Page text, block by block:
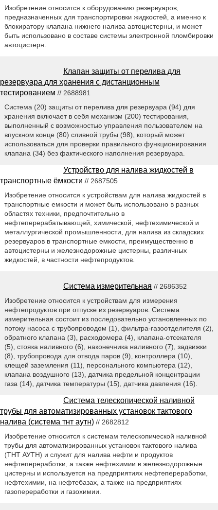
Изобретение относится к оборудованию резервуаров,
предназначенных для транспортировки жидкостей, а именно к
блокиратору клапана нижнего налива автоцистерны, и может
быть использовано в составе системы электронной пломбировки
автоцистерн.
Клапан защиты от перелива для
резервуара для хранения с дистанционным
тестированием // 2688981
Система (20) защиты от перелива для резервуара (94) для
хранения включает в себя механизм (200) тестирования,
выполненный с возможностью управления пользователем на
впускном конце (80) сливной трубы (98), который может
использоваться для проверки правильного функционирования
клапана (34) без фактического наполнения резервуара.
Устройство для налива жидкостей в
транспортные ёмкости // 2687505
Изобретение относится к устройствам для налива жидкостей в
транспортные емкости и может быть использовано в разных
областях техники, предпочтительно в
нефтеперерабатывающей, химической, нефтехимической и
металлургической промышленности, для налива из складских
резервуаров в транспортные емкости, преимущественно в
автоцистерны и железнодорожные цистерны, различных
жидкостей, в частности нефтепродуктов.
Система измерительная // 2686352
Изобретение относится к устройствам для измерения
нефтепродуктов при отпуске из резервуаров. Система
измерительная состоит из последовательно установленных по
потоку насоса с трубопроводом (1), фильтра-газоотделителя (2),
обратного клапана (3), расходомера (4), клапана-отсекателя
(5), стояка наливного (6), наконечника наливного (7), задвижки
(8), трубопровода для отвода паров (9), контроллера (10),
клещей заземления (11), персонального компьютера (12),
клапана воздушного (13), датчика предельной концентрации
газа (14), датчика температуры (15), датчика давления (16).
Система телескопической наливной
трубы для автоматизированных установок тактового
налива (система тнт аутн) // 2682812
Изобретение относится к системам телескопической наливной
трубы для автоматизированных установок тактового налива
(ТНТ АУТН) и служит для налива нефти и продуктов
нефтепереработки, а также нефтехимии в железнодорожные
цистерны и используется на предприятиях нефтепереработки,
нефтехимии, на нефтебазах, а также на предприятиях
газопереработки и газохимии.